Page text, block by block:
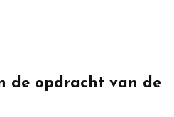
de opdracht van de